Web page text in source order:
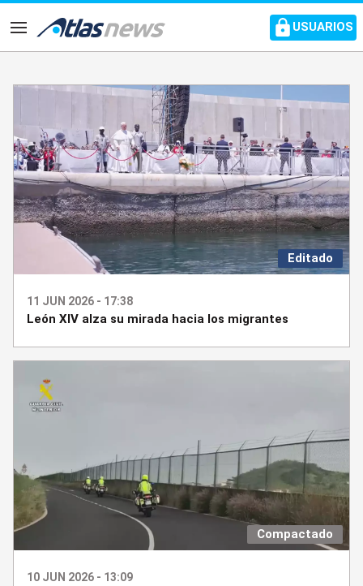
common.go-to-content
Navegación
USUARIOS
Editado
11 JUN 2026 - 17:38
León XIV alza su mirada hacia los migrantes
Compactado
10 JUN 2026 - 13:09